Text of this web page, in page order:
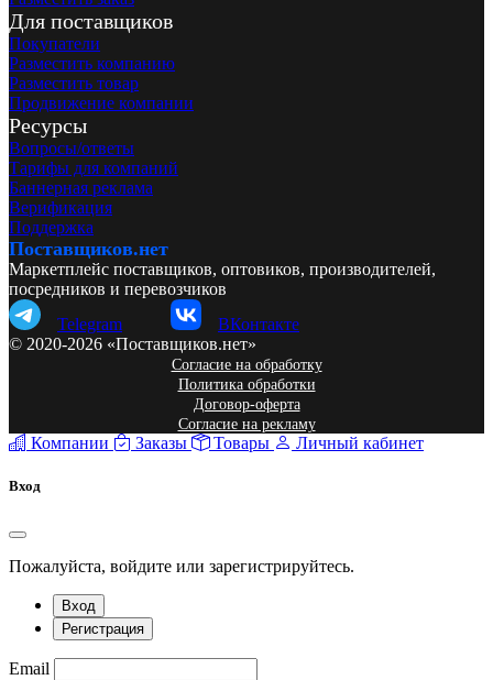
Для поставщиков
Покупатели
Разместить компанию
Разместить товар
Продвижение компании
Ресурсы
Вопросы/ответы
Тарифы для компаний
Баннерная реклама
Верификация
Поддержка
Поставщиков.нет
Маркетплейс поставщиков, оптовиков, производителей,
посредников и перевозчиков
Telegram
ВКонтакте
© 2020-2026 «Поставщиков.нет»
Согласие на обработку
Политика обработки
Договор-оферта
Согласие на рекламу
Компании Заказы Товары Личный кабинет
Вход
Пожалуйста, войдите или зарегистрируйтесь.
Вход
Регистрация
Email